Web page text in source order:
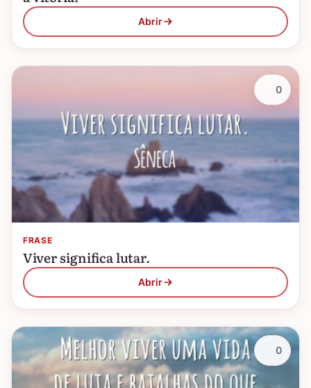
Abrir
FRASE
Viver significa lutar.
Abrir
0
0